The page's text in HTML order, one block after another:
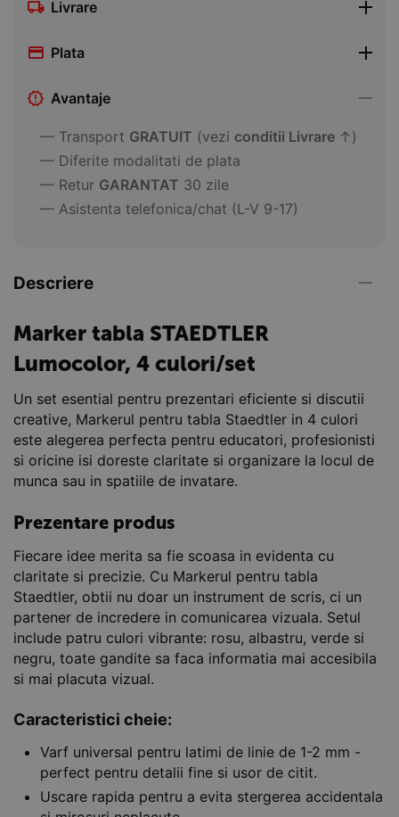
Livrare
Plata
Avantaje
— Transport GRATUIT (vezi conditii Livrare ↑)
— Diferite modalitati de plata
— Retur GARANTAT 30 zile
— Asistenta telefonica/chat (L-V 9-17)
Descriere
Marker tabla STAEDTLER
Lumocolor, 4 culori/set
Un set esential pentru prezentari eficiente si discutii
creative, Markerul pentru tabla Staedtler in 4 culori
este alegerea perfecta pentru educatori, profesionisti
si oricine isi doreste claritate si organizare la locul de
munca sau in spatiile de invatare.
Prezentare produs
Fiecare idee merita sa fie scoasa in evidenta cu
claritate si precizie. Cu Markerul pentru tabla
Staedtler, obtii nu doar un instrument de scris, ci un
partener de incredere in comunicarea vizuala. Setul
include patru culori vibrante: rosu, albastru, verde si
negru, toate gandite sa faca informatia mai accesibila
si mai placuta vizual.
Caracteristici cheie:
Varf universal pentru latimi de linie de 1-2 mm -
perfect pentru detalii fine si usor de citit.
Uscare rapida pentru a evita stergerea accidentala